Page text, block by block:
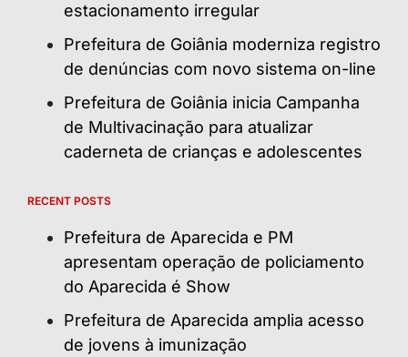
estacionamento irregular
Prefeitura de Goiânia moderniza registro
de denúncias com novo sistema on-line
Prefeitura de Goiânia inicia Campanha
de Multivacinação para atualizar
caderneta de crianças e adolescentes
RECENT POSTS
Prefeitura de Aparecida e PM
apresentam operação de policiamento
do Aparecida é Show
Prefeitura de Aparecida amplia acesso
de jovens à imunização